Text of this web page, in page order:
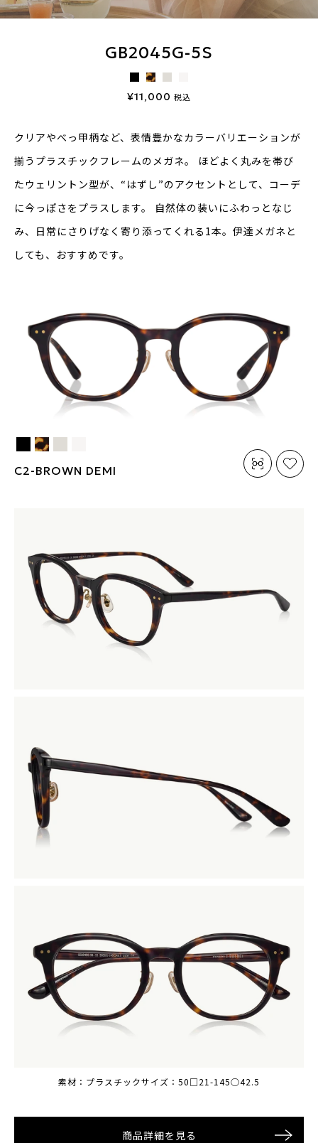
商品詳細を見る
GB2045G-5S
¥11,000 税込
クリアやべっ甲柄など、表情豊かなカラーバリエーションが
揃うプラスチッ クフレームのメガネ。
ほどよく丸みを帯び
たウェリントン型が、“はずし”のアクセントとして、 コーデ
に今っぽさをプラスします。
自然体の装いにふわっとなじ
み、日常にさりげなく寄り添ってくれる1本。 伊達メガネと
しても、おすすめです。
素材：プラスチックサイズ：50□21-145○42.5
商品詳細を見る
C2-BROWN DEMI
素材：プラスチックサイズ：50□21-145○42.5
商品詳細を見る